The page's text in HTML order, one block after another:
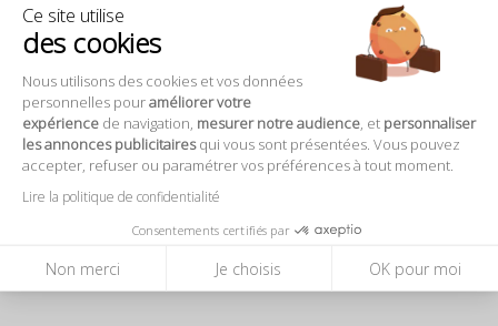
Ce site utilise
des cookies
Nous utilisons des cookies et vos données
personnelles pouraméliorer votre
expérience de navigation, mesurer notre audience , et personnaliser
les annonces publicitairesqui vous sont présentées. Vous pouvez
accepter, refuser ou paramétrer vos préférences à tout moment.
Lire la politique de confidentialité
Consentements certifiés par
Non merci Je choisis OK pour moi
22 avril 2026
Très bien très bonne promenade avec du soleil.
Roberto V.24 avril 2026
Durée ideale, faculité pour acheter les tickets